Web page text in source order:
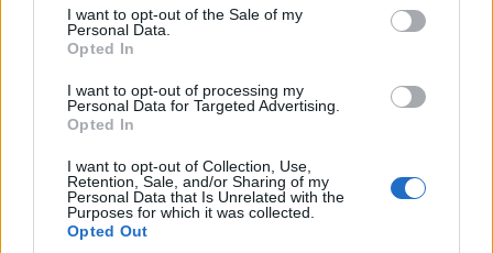
consent section.
I want to opt-out of the Sale of my
Personal Data.
Opted In
I want to opt-out of processing my
Personal Data for Targeted Advertising.
Opted In
I want to opt-out of Collection, Use,
Retention, Sale, and/or Sharing of my
Personal Data that Is Unrelated with the
Purposes for which it was collected.
Opted Out
ΑΘΛΗΤΙΣΜΟΣ
Ηλίας Ηλιάσκος: Ο μορφωμένος